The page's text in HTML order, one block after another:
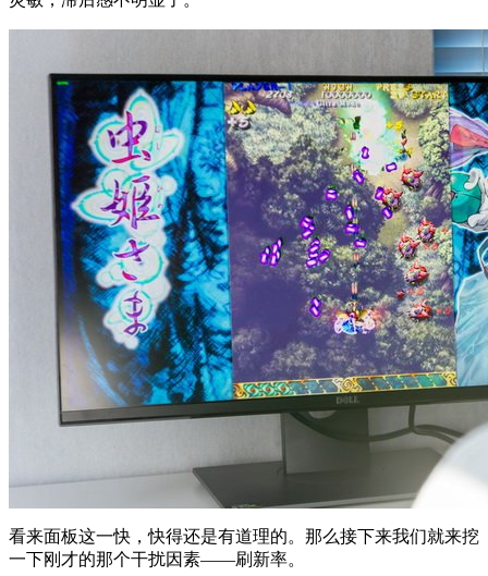
看来面板这一快，快得还是有道理的。那么接下来我们就来挖
一下刚才的那个干扰因素——刷新率。